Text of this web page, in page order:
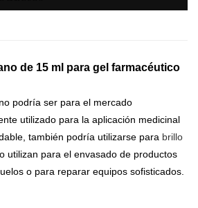
de 15 ml para gel farmacéutico
podría ser para el mercado
utilizado para la aplicación medicinal
también podría utilizarse para brillo
utilizan para el envasado de productos
o para reparar equipos sofisticados.